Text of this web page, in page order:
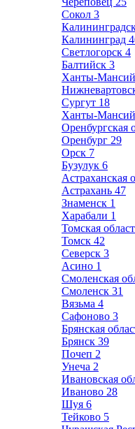
Сокол 3
Калининград
Светлогорск 4
Балтийск 3
Ханты-
Сургут 18
Ханты-
Оренбургская
Оренбург 29
Орск 7
Бузулук 6
Астраханская
Астрахань 47
Знаменск 1
Харабали 1
Томская
Томск 42
Северск 3
Асино 1
Смоленская
Смоленск 31
Вязьма 4
Сафоново 3
Брянская
Брянск 39
Почеп 2
Унеча 2
Ивановская
Иваново 28
Шуя 6
Тейково 5